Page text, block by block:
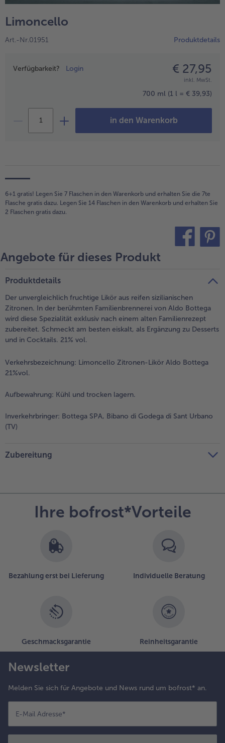
alle Obst
alle Süße Vielfalt
Confiserie & Feinkost
alle Küchenhelfer
Limoncello
Art.-Nr.01951 Produktdetails
Preisangabe
Verfügbarkeit? Login € 27,95
inkl. MwSt.
700 ml (1 l = € 39,93)
in den Warenkorb
6+1 gratis! Legen Sie 7 Flaschen in den Warenkorb und erhalten Sie die 7te
Flasche gratis dazu. Legen Sie 14 Flaschen in den Warenkorb und erhalten Sie
2 Flaschen gratis dazu.
Angebote für dieses Produkt
Produktdetails
Der unvergleichlich fruchtige Likör aus reifen sizilianischen
Zitronen. In der berühmten Familienbrennerei von Aldo Bottega
wird diese Spezialität exklusiv nach einem alten Familienrezept
zubereitet. Schmeckt am besten eiskalt, als Ergänzung zu Desserts
und in Cocktails. 21% vol.
Verkehrsbezeichnung: Limoncello Zitronen-Likör Aldo Bottega
21%vol.
Aufbewahrung: Kühl und trocken lagern.
Inverkehrbringer: Bottega SPA, Bibano di Godega di Sant Urbano
(TV)
Zubereitung
Ihre bofrost*Vorteile
Bezahlung erst bei Lieferung Individuelle Beratung
Geschmacksgarantie Reinheitsgarantie
Newsletter
Melden Sie sich für Angebote und News rund um bofrost* an.
E-Mail Adresse*